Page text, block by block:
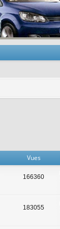
Vues
166360
183055